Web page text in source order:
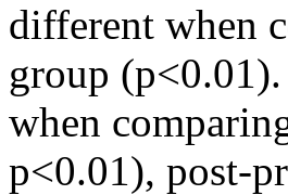
different when
group
when
p<0.01), post-